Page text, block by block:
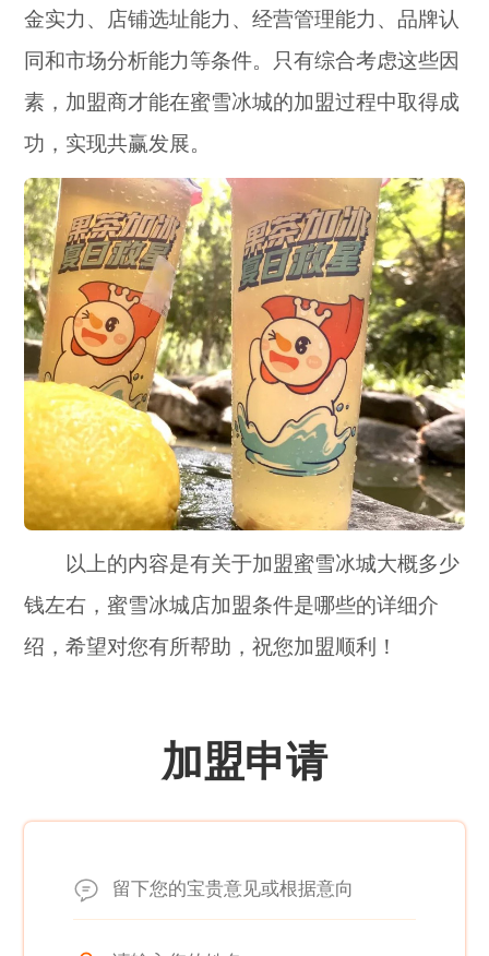
金实力、店铺选址能力、经营管理能力、品牌认
同和市场分析能力等条件。只有综合考虑这些因
素，加盟商才能在蜜雪冰城的加盟过程中取得成
功，实现共赢发展。
以上的内容是有关于加盟蜜雪冰城大概多少
钱左右，蜜雪冰城店加盟条件是哪些的详细介
绍，希望对您有所帮助，祝您加盟顺利！
加盟申请